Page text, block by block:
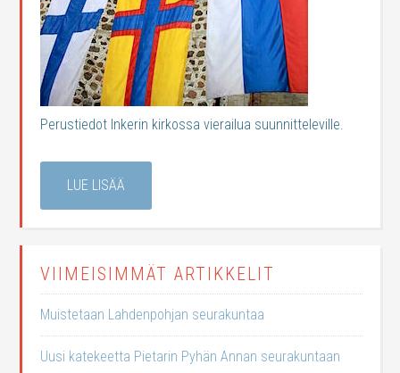
Perustiedot Inkerin kirkossa vierailua suunnitteleville.
LUE LISÄÄ
VIIMEISIMMÄT ARTIKKELIT
Muistetaan Lahdenpohjan seurakuntaa
Uusi katekeetta Pietarin Pyhän Annan seurakuntaan